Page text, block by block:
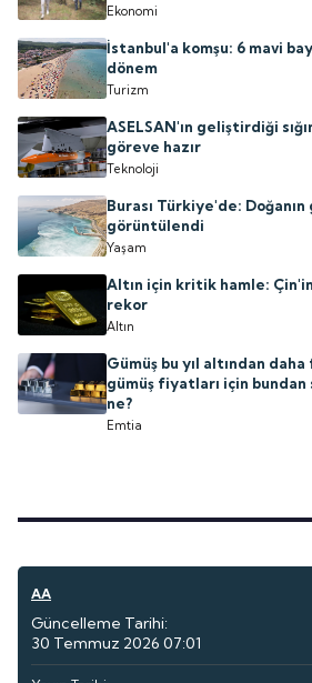
Ekonomi
İstanbul'a komşu: 6 mavi
dönem
Turizm
ASELSAN'ın geliştirdiği
göreve hazır
Teknoloji
Burası Türkiye'de:
görüntülendi
Yaşam
Altın için kritik hamle: Çin'in
rekor
Altın
Gümüş bu yıl altından daha
gümüş fiyatları için
ne?
Emtia
AA
Güncelleme Tarihi:
30 Temmuz 2026 07:01